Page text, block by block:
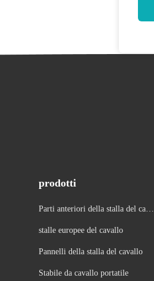
prodotti
Parti anteriori della stalla del caval
stalle europee del cavallo
Pannelli della stalla del cavallo
Stabile da cavallo portatile